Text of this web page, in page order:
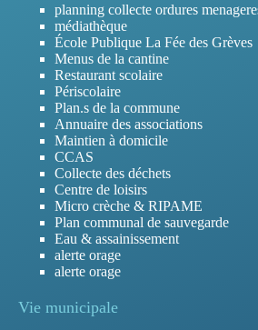
planning collecte ordures
médiathèque
École Publique La Fée des Grèves
Menus de la cantine
Restaurant scolaire
Périscolaire
Plan.s de la commune
Annuaire des associations
Maintien à domicile
CCAS
Collecte des déchets
Centre de loisirs
Micro crèche & RIPAME
Plan communal de sauvegarde
Eau & assainissement
alerte orage
alerte orage
Vie municipale